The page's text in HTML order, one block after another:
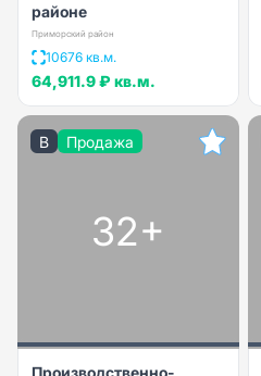
районе
Приморский район
10676 кв.м.
64,911.9 ₽ кв.м.
B Продажа
32+
Производственно-